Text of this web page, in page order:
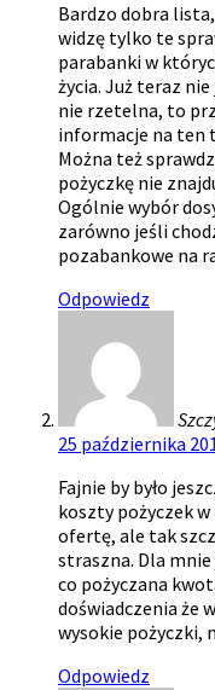
Bardzo dobra
widzę tylko te
parabanki w
życia. Już teraz
nie rzetelna, to
informacje na ten
Można też
pożyczkę nie
Ogólnie wybór
zarówno jeśli
pozabankowe na
Odpowiedz
25 października
Fajnie by było
koszty pożyczek
ofertę, ale tak
straszna. Dla
co pożyczana
doświadczenia że
wysokie pożyczki,
Odpowiedz